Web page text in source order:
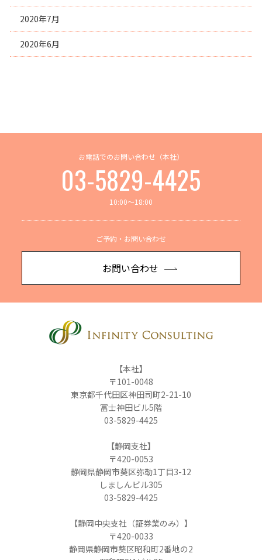
2020年7月
2020年6月
お電話でのお問い合わせ（本社）
03-5829-4425
10:00～18:00
ご予約・お問い合わせ
お問い合わせ
【本社】
〒101-0048
東京都千代田区神田司町2-21-10
冨士神田ビル5階
03-5829-4425
【静岡支社】
〒420-0053
静岡県静岡市葵区弥勒1丁目3-12
しましんビル305
03-5829-4425
【静岡中央支社（証券業のみ）】
〒420-0033
静岡県静岡市葵区昭和町2番地の2